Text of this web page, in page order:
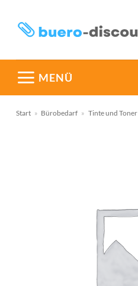
Inhalt
springen
MENÜ
Start » Bürobedarf » Tinte und Toner